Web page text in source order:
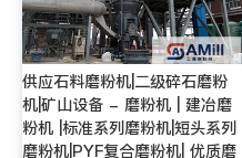
供应石料磨粉机|二级碎石磨粉
机|矿山设备 - 磨粉机 | 建冶磨
粉机 |标准系列磨粉机|短头系列
磨粉机|PYF复合磨粉机| 优质磨